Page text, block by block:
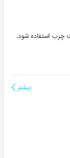
چرب استفاده شود.
بیشتر